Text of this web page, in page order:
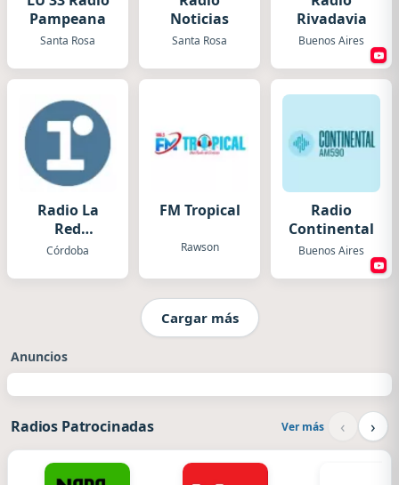
Pampeana
Santa Rosa
Noticias
Santa Rosa
Rivadavia
Buenos Aires
Radio La
Red
Córdoba
Córdoba
FM Tropical
Rawson
Radio
Continental
Buenos Aires
Cargar más
Anuncios
Radios Patrocinadas Ver más ‹ ›